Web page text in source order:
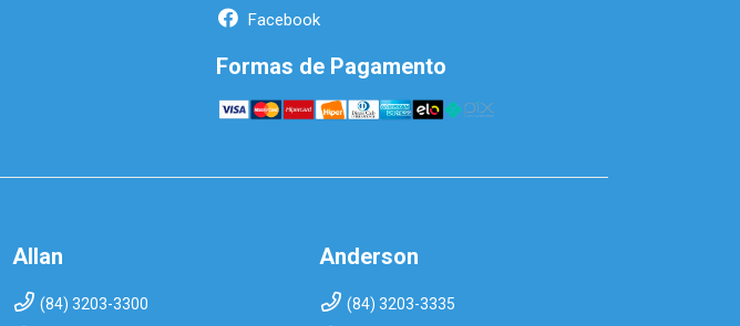
Facebook
Formas de Pagamento
Allan
(84) 3203-3300
Anderson
(84) 3203-3335